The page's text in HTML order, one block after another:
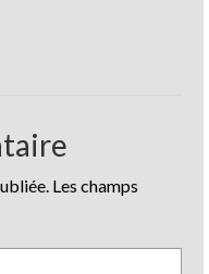
Les champs